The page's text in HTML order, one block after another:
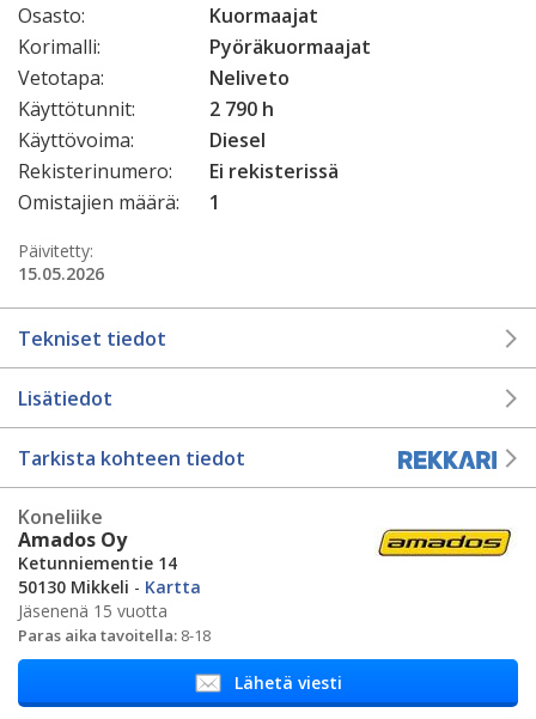
Osasto:
Kuormaajat
Korimalli:
Pyöräkuormaajat
Vetotapa:
Neliveto
Käyttötunnit:
2 790 h
Käyttövoima:
Diesel
Rekisterinumero:
Ei rekisterissä
Omistajien määrä:
1
Päivitetty:
15.05.2026
Tekniset tiedot
Lisätiedot
Tarkista kohteen tiedot
Koneliike
Amados Oy
Ketunniementie 14
50130 Mikkeli - Kartta
Jäsenenä 15 vuotta
Paras aika tavoitella: 8-18
Lähetä viesti